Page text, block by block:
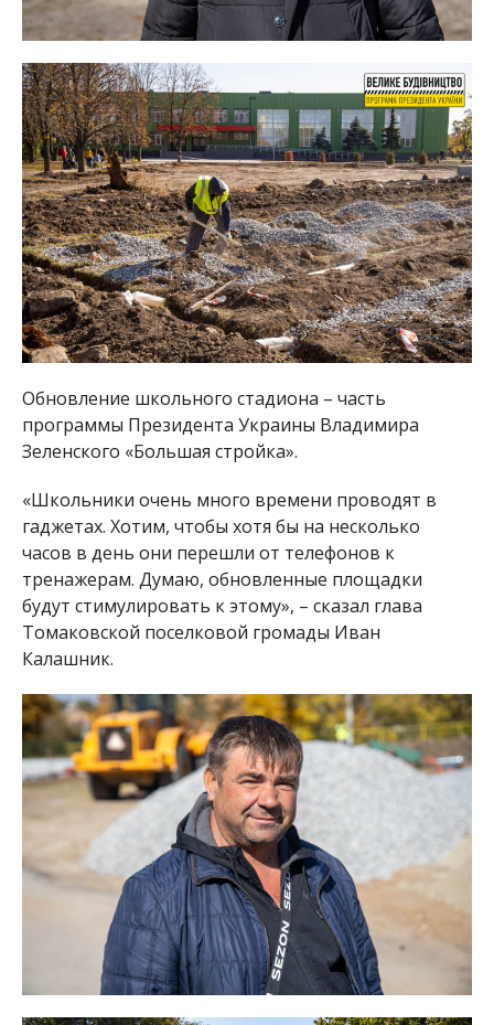
Обновление школьного стадиона – часть
программы Президента Украины Владимира
Зеленского «Большая стройка».
«Школьники очень много времени проводят в
гаджетах. Хотим, чтобы хотя бы на несколько
часов в день они перешли от телефонов к
тренажерам. Думаю, обновленные площадки
будут стимулировать к этому», – сказал глава
Томаковской поселковой громады Иван
Калашник.